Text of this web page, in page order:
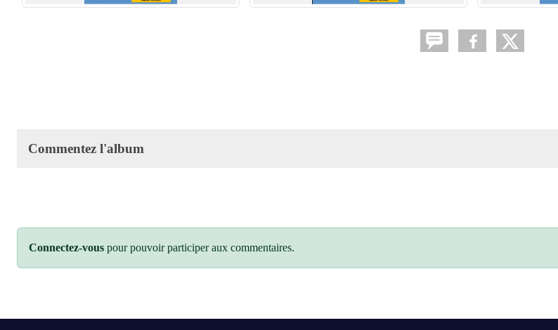
Commentez l'album
Connectez-vous pour pouvoir participer aux commentaires.